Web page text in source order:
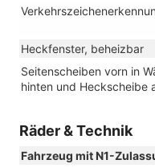
Heckfenster, beheizbar
Seitenscheiben vorn in
hinten und Heckscheibe
Räder & Technik
Fahrzeug mit N1-